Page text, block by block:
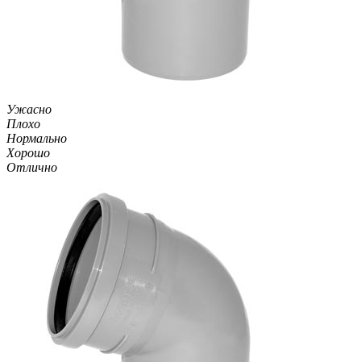
Ужасно
Плохо
Нормально
Хорошо
Отлично